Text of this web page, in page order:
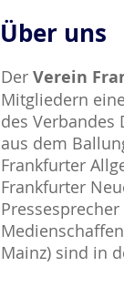
Über uns
Der Verein
Mitgliedern
des Verbandes
aus dem
Frankfurter
Frankfurter
Mainz) sind in